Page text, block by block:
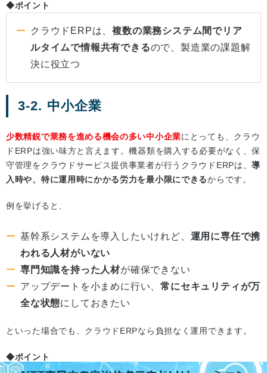
◆ポイント
クラウドERPは、複数の業務システム間でリア
ルタイムで情報共有できるので、製造業の課題解
決に役立つ
3-2. 中小企業
少数精鋭で業務を進める機会の多い中小企業にとっても、クラウ
ドERPは強い味方と言えます。機器類を購入する必要がなく、保
守管理をクラウドサービス提供事業者が行うクラウドERPは、導
入時や、特に運用時にかかる労力を最小限にできるからです。
例を挙げると、
基幹系システムを導入したいけれど、 運用に専任で携
われる人材がいない
専門知識を持った人材が確保できない
アップデートを小まめに行い、常にセキュリティが万
全な状態にしておきたい
といった場合でも、クラウドERPなら負担なく運用できます。
◆ポイント